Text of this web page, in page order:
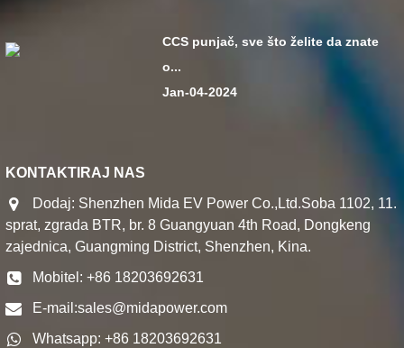
CCS punjač, ​​sve što želite da znate
o...
Jan-04-2024
KONTAKTIRAJ NAS
Dodaj: Shenzhen Mida EV Power Co.,Ltd.Soba 1102, 11.
sprat, zgrada BTR, br. 8 Guangyuan 4th Road, Dongkeng
zajednica, Guangming District, Shenzhen, Kina.
Mobitel: +86 18203692631
E-mail:sales@midapower.com
Whatsapp: +86 18203692631